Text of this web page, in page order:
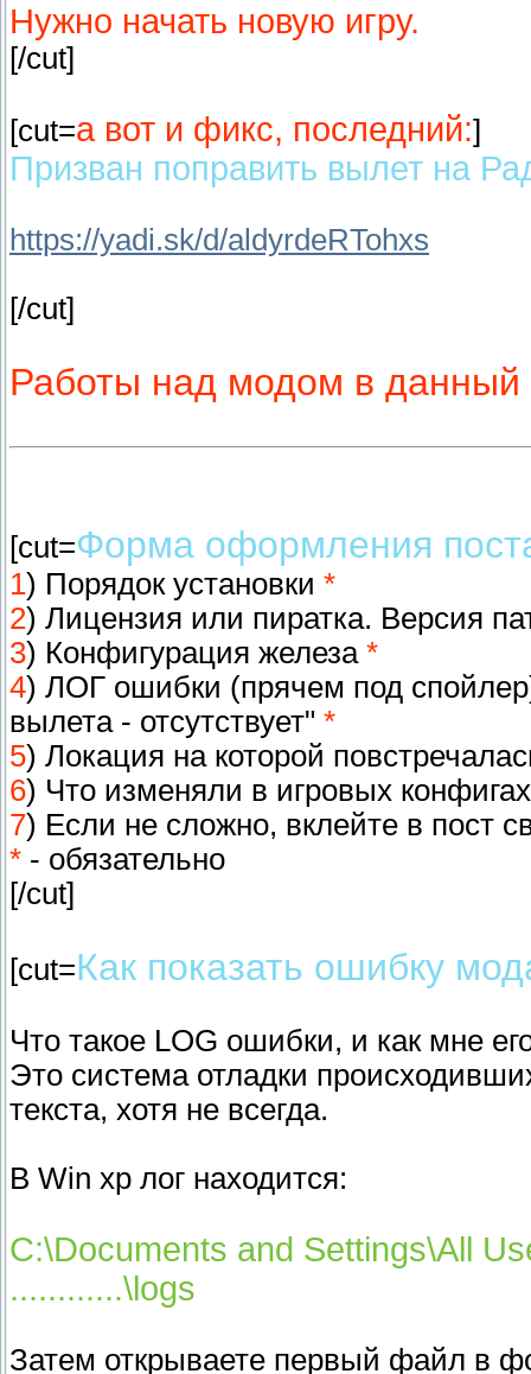
Нужно начать новую игру.
[/cut]
[cut=а вот и фикс, последний:]
Призван поправить вылет на
https://yadi.sk/d/aldyrdeRTohxs
[/cut]
Работы над модом в данный
[cut=Форма оформления
1) Порядок установки *
2) Лицензия или пиратка. Версия
3) Конфигурация железа *
4) ЛОГ ошибки (прячем под
вылета - отсутствует" *
5) Локация на которой
6) Что изменяли в игровых
7) Если не сложно, вклейте в пост
* - обязательно
[/cut]
[cut=Как показать ошибку
Что такое LOG ошибки, и как мне
Это система отладки
текста, хотя не всегда.
В Win хр лог находится:
C:\Documents and Settings\All
............\logs
Затем открываете первый файл в